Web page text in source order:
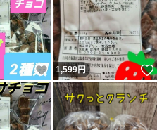
いいね！
1,599円